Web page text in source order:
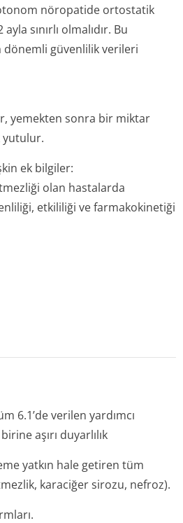
nöropatide ortostatik
sınırlı olmalıdır. Bu
güvenlilik verileri
yemekten sonra bir miktar
yutulur.
ek bilgiler:
olan hastalarda
etkililiği ve farmakokinetiği
6.1’de verilen yardımcı
aşırı duyarlılık
yatkın hale getiren tüm
karaciğer sirozu, nefroz).